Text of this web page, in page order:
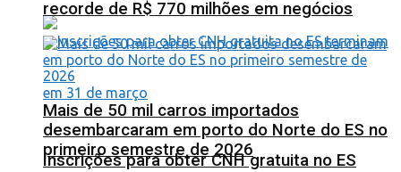
Inscrições para obter CNH gratuita no ES
recorde de R$ 770 milhões em negócios
Mais de 50 mil carros importados
desembarcaram em porto do Norte do ES no
primeiro semestre de 2026